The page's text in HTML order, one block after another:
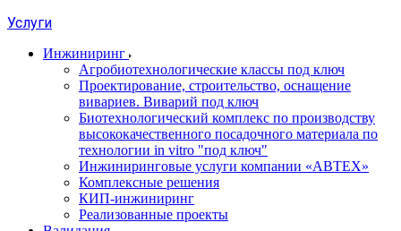
Услуги
Инжиниринг
Агробиотехнологические классы под ключ
Проектирование, строительство, оснащение
вивариев. Виварий под ключ
Биотехнологический комплекс по производству
высококачественного посадочного материала по
технологии in vitro "под ключ"
Инжиниринговые услуги компании «АВТЕХ»
Комплексные решения
КИП-инжиниринг
Реализованные проекты